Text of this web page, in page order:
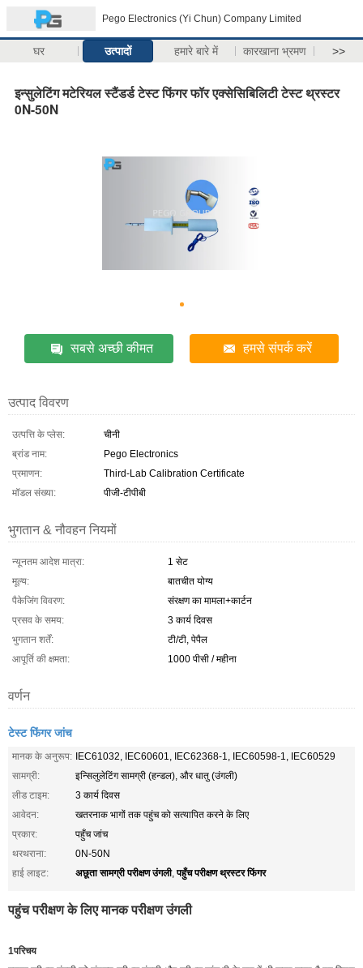
Pego Electronics (Yi Chun) Company Limited
घर उत्पादों हमारे बारे में कारखाना भ्रमण >>
इन्सुलेटिंग मटेरियल स्टैंडर्ड टेस्ट फिंगर फॉर एक्सेसिबिलिटी टेस्ट थ्रस्टर
0N-50N
सबसे अच्छी कीमत हमसे संपर्क करें
उत्पाद विवरण
उत्पत्ति के प्लेस:
चीनी
ब्रांड नाम:
Pego Electronics
प्रमाणन:
Third-Lab Calibration Certificate
मॉडल संख्या:
पीजी-टीपीबी
भुगतान & नौवहन नियमों
न्यूनतम आदेश मात्रा:
1 सेट
मूल्य:
बातचीत योग्य
पैकेजिंग विवरण:
संरक्षण का मामला+कार्टन
प्रसव के समय:
3 कार्य दिवस
भुगतान शर्तें:
टी/टी, पेपैल
आपूर्ति की क्षमता:
1000 पीसी / महीना
वर्णन
टेस्ट फिंगर जांच
मानक के अनुरूप: IEC61032, IEC60601, IEC62368-1, IEC60598-1, IEC60529
सामग्री:
इन्सिलुलेटिंग सामग्री (हन्डल), और धातु (उंगली)
लीड टाइम:
3 कार्य दिवस
आवेदन:
खतरनाक भागों तक पहुंच को सत्यापित करने के लिए
प्रकार:
पहुँच जांच
थरथराना:
0N-50N
हाई लाइट:
अछूता सामग्री परीक्षण उंगली,पहुँच परीक्षण थ्रस्टर फिंगर
पहुंच परीक्षण के लिए मानक परीक्षण उंगली
1परिचय